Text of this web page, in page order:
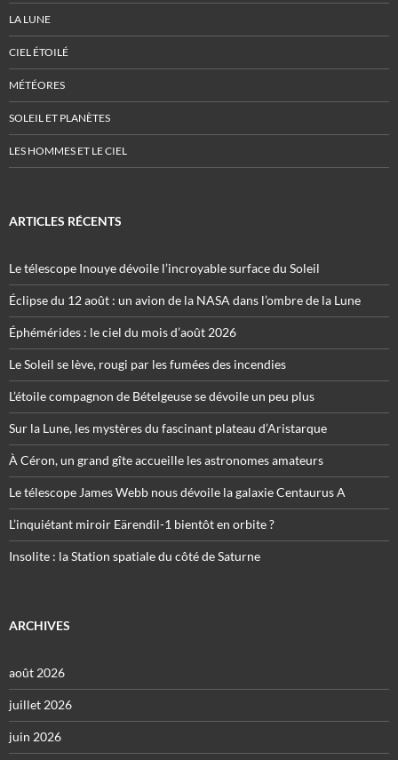
LA LUNE
CIEL ÉTOILÉ
MÉTÉORES
SOLEIL ET PLANÈTES
LES HOMMES ET LE CIEL
ARTICLES RÉCENTS
Le télescope Inouye dévoile l’incroyable surface du Soleil
Éclipse du 12 août : un avion de la NASA dans l’ombre de la Lune
Éphémérides : le ciel du mois d’août 2026
Le Soleil se lève, rougi par les fumées des incendies
L’étoile compagnon de Bételgeuse se dévoile un peu plus
Sur la Lune, les mystères du fascinant plateau d’Aristarque
À Céron, un grand gîte accueille les astronomes amateurs
Le télescope James Webb nous dévoile la galaxie Centaurus A
L’inquiétant miroir Eärendil-1 bientôt en orbite ?
Insolite : la Station spatiale du côté de Saturne
ARCHIVES
août 2026
juillet 2026
juin 2026